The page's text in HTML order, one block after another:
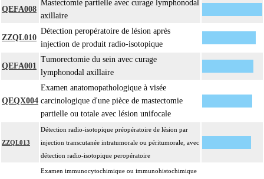
QEFA008
Mastectomie partielle avec curage lymphonodal
axillaire
ZZQL010
Détection peropératoire de lésion après
injection de produit radio-isotopique
QEFA001
Tumorectomie du sein avec curage
lymphonodal axillaire
QEQX004
Examen anatomopathologique à visée
carcinologique d'une pièce de mastectomie
partielle ou totale avec lésion unifocale
ZZQL013
Détection radio-isotopique préopératoire de lésion par
injection transcutanée intratumorale ou péritumorale, avec
détection radio-isotopique peropératoire
Examen immunocytochimique ou immunohistochimique